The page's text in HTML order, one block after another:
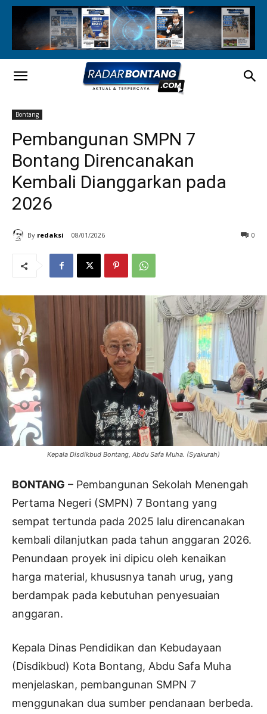
Bontang
Pembangunan SMPN 7
Bontang Direncanakan
Kembali Dianggarkan pada
2026
By redaksi 08/01/2026 0
Kepala Disdikbud Bontang, Abdu Safa Muha. (Syakurah)
BONTANG – Pembangunan Sekolah Menengah
Pertama Negeri (SMPN) 7 Bontang yang
sempat tertunda pada 2025 lalu direncanakan
kembali dilanjutkan pada tahun anggaran 2026.
Penundaan proyek ini dipicu oleh kenaikan
harga material, khususnya tanah urug, yang
berdampak pada kebutuhan penyesuaian
anggaran.
Kepala Dinas Pendidikan dan Kebudayaan
(Disdikbud) Kota Bontang, Abdu Safa Muha
menjelaskan, pembangunan SMPN 7
menggunakan dua sumber pendanaan berbeda.